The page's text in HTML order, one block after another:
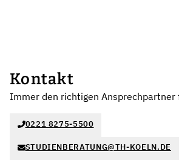
Kontakt
Immer den richtigen Ansprechpartner
0221 8275-5500
STUDIENBERATUNG@TH-KOELN.DE